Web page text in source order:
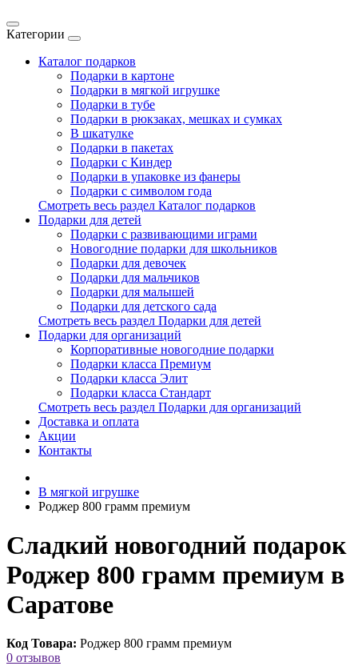
Категории
Каталог подарков
Подарки в картоне
Подарки в мягкой игрушке
Подарки в тубе
Подарки в рюкзаках, мешках и сумках
В шкатулке
Подарки в пакетах
Подарки с Киндер
Подарки в упаковке из фанеры
Подарки с символом года
Смотреть весь раздел Каталог подарков
Подарки для детей
Подарки с развивающими играми
Новогодние подарки для школьников
Подарки для девочек
Подарки для мальчиков
Подарки для малышей
Подарки для детского сада
Смотреть весь раздел Подарки для детей
Подарки для организаций
Корпоративные новогодние подарки
Подарки класса Премиум
Подарки класса Элит
Подарки класса Стандарт
Смотреть весь раздел Подарки для организаций
Доставка и оплата
Акции
Контакты
В мягкой игрушке
Роджер 800 грамм премиум
Сладкий новогодний подарок
Роджер 800 грамм премиум в
Саратове
Код Товара: Роджер 800 грамм премиум
0 отзывов